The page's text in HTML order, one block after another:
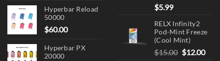
Hyperbar Reload
50000
$60.00
Hyperbar PX
20000
$5.99
RELX Infinity2
Pod-Mint Freeze
(Cool Mint)
$15.00 Original
$12.00